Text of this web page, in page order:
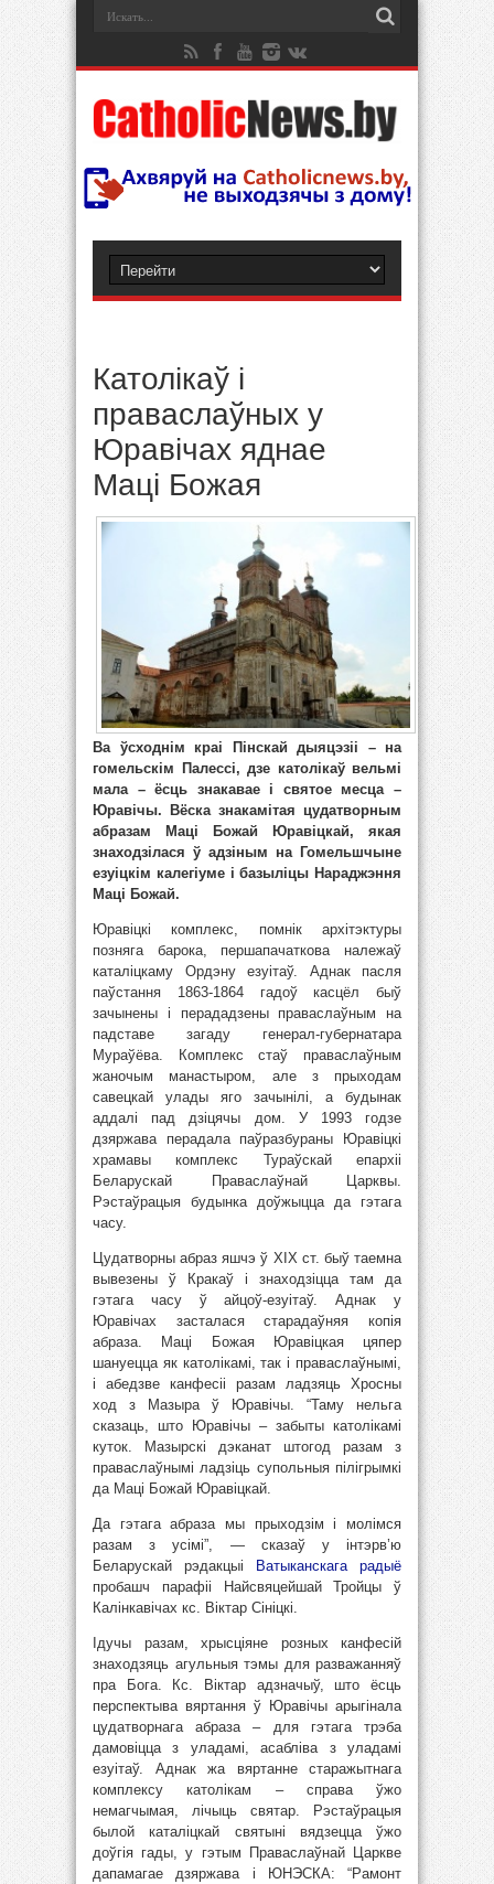
Католікаў і
праваслаўных у
Юравічах яднае
Маці Божая
Ва ўсходнім краі Пінскай дыяцэзіі – на
гомельскім Палессі, дзе католікаў вельмі
мала – ёсць знакавае і святое месца –
Юравічы. Вёска знакамітая цудатворным
абразам Маці Божай Юравіцкай, якая
знаходзілася ў адзіным на Гомельшчыне
езуіцкім калегіуме і базыліцы Нараджэння
Маці Божай.
Юравіцкі комплекс, помнік архітэктуры
позняга барока, першапачаткова належаў
каталіцкаму Ордэну езуітаў. Аднак пасля
паўстання 1863-1864 гадоў касцёл быў
зачынены і перададзены праваслаўным на
падставе загаду генерал-губернатара
Мураўёва. Комплекс стаў праваслаўным
жаночым манастыром, але з прыходам
савецкай улады яго зачынілі, а будынак
аддалі пад дзіцячы дом. У 1993 годзе
дзяржава перадала паўразбураны Юравіцкі
храмавы комплекс Тураўскай епархіі
Беларускай Праваслаўнай Царквы.
Рэстаўрацыя будынка доўжыцца да гэтага
часу.
Цудатворны абраз яшчэ ў XIX ст. быў таемна
вывезены ў Кракаў і знаходзіцца там да
гэтага часу ў айцоў-езуітаў. Аднак у
Юравічах засталася старадаўняя копія
абраза. Маці Божая Юравіцкая цяпер
шануецца як католікамі, так і праваслаўнымі,
і абедзве канфесіі разам ладзяць Хросны
ход з Мазыра ў Юравічы. “Таму нельга
сказаць, што Юравічы – забыты католікамі
куток. Мазырскі дэканат штогод разам з
праваслаўнымі ладзіць супольныя пілігрымкі
да Маці Божай Юравіцкай.
Да гэтага абраза мы прыходзім і молімся
разам з усімі”, — сказаў у інтэрв’ю
Беларускай рэдакцыі Ватыканскага радыё
пробашч парафіі Найсвяцейшай Тройцы ў
Калінкавічах кс. Віктар Сініцкі.
Ідучы разам, хрысціяне розных канфесій
знаходзяць агульныя тэмы для разважанняў
пра Бога. Кс. Віктар адзначыў, што ёсць
перспектыва вяртання ў Юравічы арыгінала
цудатворнага абраза – для гэтага трэба
дамовіцца з уладамі, асабліва з уладамі
езуітаў. Аднак жа вяртанне старажытнага
комплексу католікам – справа ўжо
немагчымая, лічыць святар. Рэстаўрацыя
былой каталіцкай святыні вядзецца ўжо
доўгія гады, у гэтым Праваслаўнай Царкве
дапамагае дзяржава і ЮНЭСКА: “Рамонт